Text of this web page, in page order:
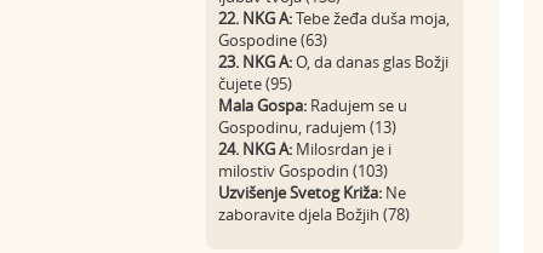
22. NKG A:Tebe žeđa duša moja,
Gospodine (63)
23. NKG A:O, da danas glas Božji
čujete (95)
Mala Gospa: Radujem se u
Gospodinu, radujem (13)
24. NKG A: Milosrdan je i
milostiv Gospodin (103)
Uzvišenje Svetog Križa: Ne
zaboravite djela Božjih (78)